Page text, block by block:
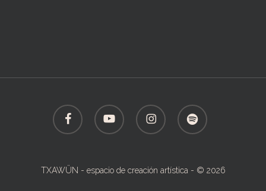
facebook youtube instagram spotify
TXAWÜN - espacio de creación artística - © 2026